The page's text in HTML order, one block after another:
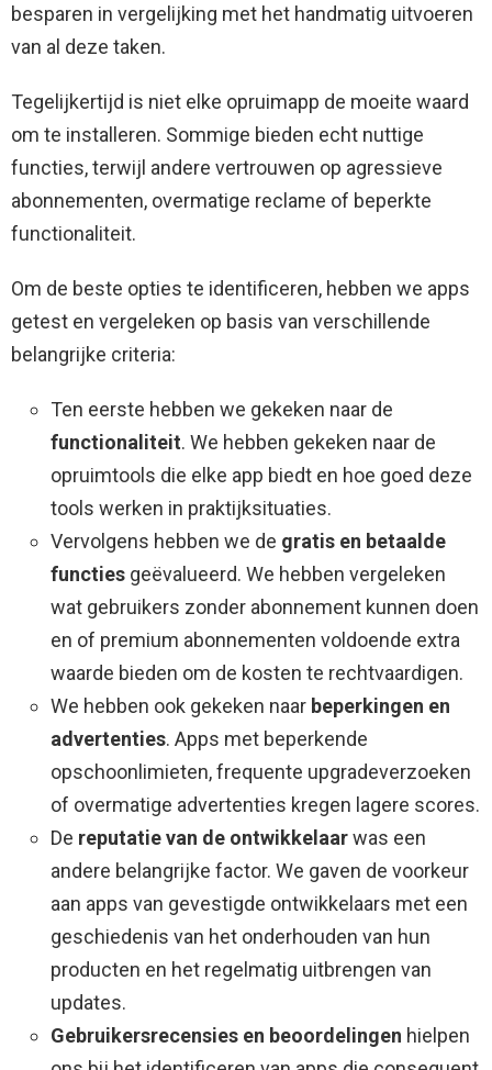
besparen in vergelijking met het handmatig uitvoeren
van al deze taken.
Tegelijkertijd is niet elke opruimapp de moeite waard
om te installeren. Sommige bieden echt nuttige
functies, terwijl andere vertrouwen op agressieve
abonnementen, overmatige reclame of beperkte
functionaliteit.
Om de beste opties te identificeren, hebben we apps
getest en vergeleken op basis van verschillende
belangrijke criteria:
Ten eerste hebben we gekeken naar de
functionaliteit. We hebben gekeken naar de
opruimtools die elke app biedt en hoe goed deze
tools werken in praktijksituaties.
Vervolgens hebben we de gratis en betaalde
functies geëvalueerd. We hebben vergeleken
wat gebruikers zonder abonnement kunnen doen
en of premium abonnementen voldoende extra
waarde bieden om de kosten te rechtvaardigen.
We hebben ook gekeken naar beperkingen en
advertenties. Apps met beperkende
opschoonlimieten, frequente upgradeverzoeken
of overmatige advertenties kregen lagere scores.
De reputatie van de ontwikkelaarwas een
andere belangrijke factor. We gaven de voorkeur
aan apps van gevestigde ontwikkelaars met een
geschiedenis van het onderhouden van hun
producten en het regelmatig uitbrengen van
updates.
Gebruikersrecensies en beoordelingen hielpen